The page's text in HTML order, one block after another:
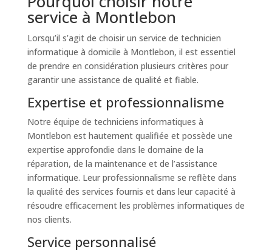
service à Montlebon
Lorsqu’il s’agit de choisir un service de technicien
informatique à domicile à Montlebon, il est essentiel
de prendre en considération plusieurs critères pour
garantir une assistance de qualité et fiable.
Expertise et professionnalisme
Notre équipe de techniciens informatiques à
Montlebon est hautement qualifiée et possède une
expertise approfondie dans le domaine de la
réparation, de la maintenance et de l’assistance
informatique. Leur professionnalisme se reflète dans
la qualité des services fournis et dans leur capacité à
résoudre efficacement les problèmes informatiques de
nos clients.
Service personnalisé